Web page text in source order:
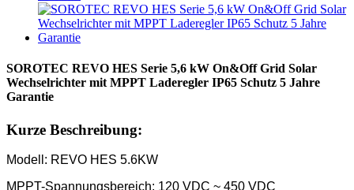
SOROTEC REVO HES Serie 5,6 kW On&Off Grid Solar
Wechselrichter mit MPPT Laderegler IP65 Schutz 5 Jahre
Garantie
Kurze Beschreibung:
Modell: REVO HES 5.6KW
MPPT-Spannungsbereich: 120 VDC ~ 450 VDC